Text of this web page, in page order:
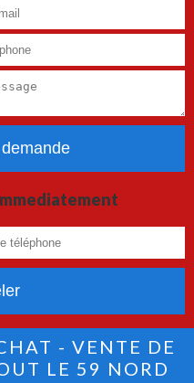
- VENTE DE
LE 59 NORD